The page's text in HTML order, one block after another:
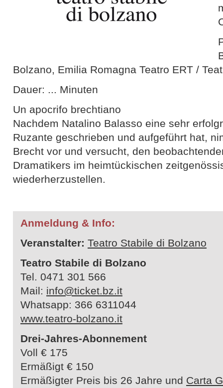
Bolzano, Emilia Romagna Teatro ERT /
Dauer: ... Minuten
Un apocrifo brechtiano
Nachdem Natalino Balasso eine sehr
Ruzante geschrieben und aufgeführt hat,
Brecht vor und versucht, den
Dramatikers im heimtückischen
wiederherzustellen.
Anmeldung & Info:
Veranstalter: Teatro Stabile di Bolzano
Teatro Stabile di Bolzano
Tel. 0471 301 566
Mail: info@ticket.bz.it
Whatsapp: 366 6311044
www.teatro-bolzano.it
Drei-Jahres-Abonnement
Voll € 175
Ermäßigt € 150
Ermäßigter Preis bis 26 Jahre und Carta